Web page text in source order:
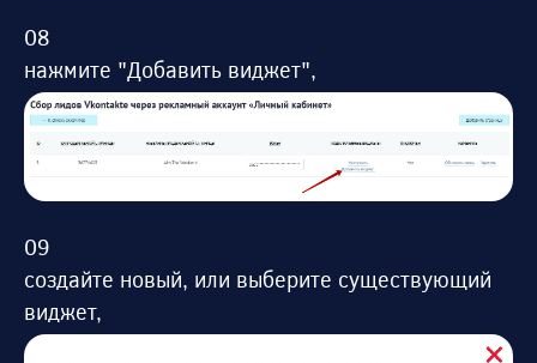
нажмите "Добавить виджет",
создайте новый, или выберите существующий
виджет,